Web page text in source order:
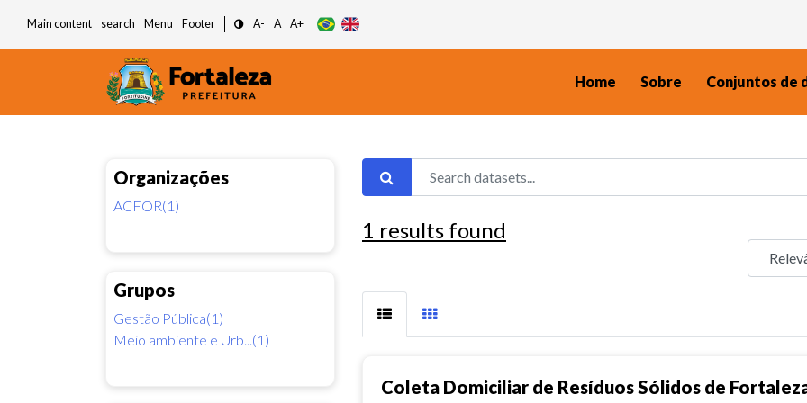
Main content search Menu Footer A- A A+
Home Sobre Conjuntos de
Organizações
ACFOR(1)
Grupos
Gestão Pública(1)
Meio ambiente e Urb...(1)
1 results found
Coleta Domiciliar de Resíduos Sólidos de